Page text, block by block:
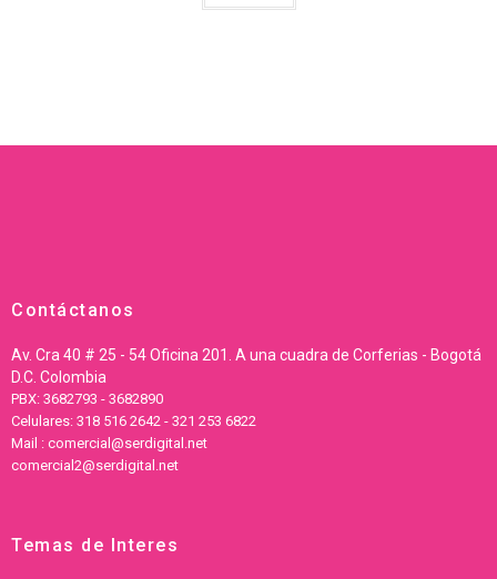
Contáctanos
Av. Cra 40 # 25 - 54 Oficina 201. A una cuadra de Corferias - Bogotá
D.C. Colombia
PBX: 3682793 - 3682890
Celulares: 318 516 2642 - 321 253 6822
Mail : comercial@serdigital.net
comercial2@serdigital.net
Temas de Interes